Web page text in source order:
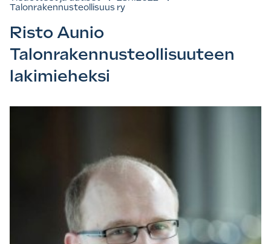
Talonrakennusteollisuus ry
Risto Aunio
Talonrakennusteollisuuteen
lakimieheksi